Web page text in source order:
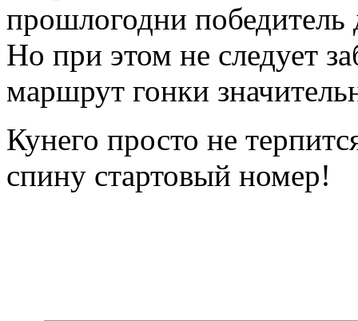
прошлогодни
Но при этом не следует
маршрут гонки
Кунего просто не
спину стартовый номер!